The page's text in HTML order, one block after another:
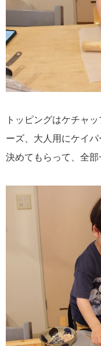
トッピングはケチャ
ーズ、大人用にケイ
決めてもらって、全部